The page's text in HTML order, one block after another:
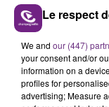
«Je pense
l’ordre, toujours
a permis de
survienne. La ville
plus qu’accrue,
la sécurité
Le respect
We and our (447)
your consent and/or
information on a
profiles for
advertising; Measure